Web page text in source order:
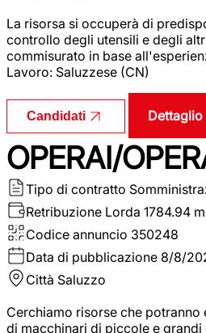
La risorsa si occuperà di
controllo degli utensili e degli
commisurato in base
Lavoro: Saluzzese (CN)
Candidati Dettaglio
OPERAI/
Tipo di contratto
Retribuzione Lorda 1784.94
Codice annuncio 350248
Data di pubblicazione 8/8/
Città Saluzzo
Cerchiamo risorse che
di macchinari di piccole e